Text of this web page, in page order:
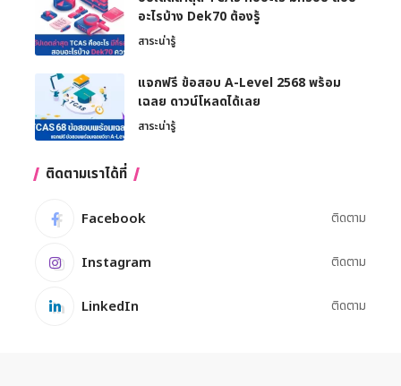
อะไรบ้าง Dek70 ต้องรู้
สาระน่ารู้
แจกฟรี ข้อสอบ A-Level 2568 พร้อม
เฉลย ดาวน์โหลดได้เลย
สาระน่ารู้
ติดตามเราได้ที่
Facebook ติดตาม
Instagram ติดตาม
LinkedIn ติดตาม